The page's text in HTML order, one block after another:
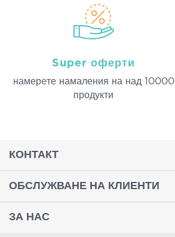
Super оферти
намерeте намаления на над 10000
продукти
КОНТАКТ
ОБСЛУЖВАНЕ НА КЛИЕНТИ
ЗА НАС